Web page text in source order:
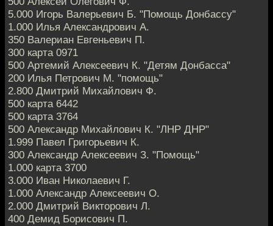
5.000 Игорь Валерьевич Б. "Помощь Донбассу"
1.000 Илья Александрович А.
350 Валериан Евгеньевич П.
300 карта 0971
500 Артемий Алексеевич К. "Детям Донбасса"
200 Илья Петрович М. "помощь"
2.800 Дмитрий Михайлович Ф.
500 карта 6442
500 карта 3764
500 Александр Михайлович К. "ЛНР ДНР"
1.999 Павел Григорьевич К.
300 Александр Алексеевич З. "Помощь"
1.000 карта 3700
3.000 Иван Николаевич Г.
1.000 Александр Алексеевич О.
2.000 Дмитрий Викторович Л.
400 Демид Борисович П.